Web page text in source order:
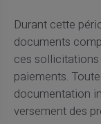
Durant cette
documents
ces
paiements.
documentation
versement des